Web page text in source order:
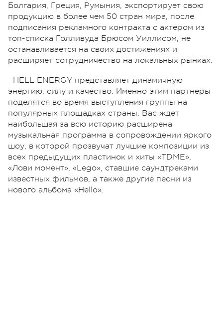
Болгария, Греция, Румыния, экспортирует свою
продукцию в более чем 50 стран мира, после
подписания рекламного контракта с актером из
топ-списка Голливуда Брюсом Уиллисом, не
останавливается на своих достижениях и
расширяет сотрудничество на локальных рынках.
HELL ENERGY представляет динамичную
энергию, силу и качество. Именно этим партнеры
поделятся во время выступления группы на
популярных площадках страны. Вас ждет
наибольшая за всю историю расширена
музыкальная программа в сопровождении яркого
шоу, в которой прозвучат лучшие композиции из
всех предыдущих пластинок и хиты «TDME»,
«Лови момент», «Lego», ставшие саундтреками
известных фильмов, а также другие песни из
нового альбома «Hello».